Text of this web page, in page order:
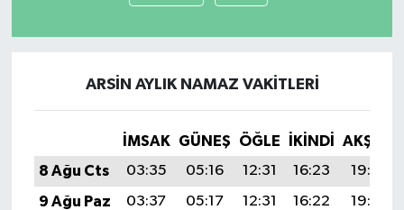
ARSIN AYLIK NAMAZ VAKITLERI
İMSAK GÜNEŞ ÖĞLE İKINDI
AKŞAM
8 Ağu Cts
03:35 05:16 12:31 16:23
19:36
9 Ağu Paz
03:37 05:17 12:31 16:22
19:35